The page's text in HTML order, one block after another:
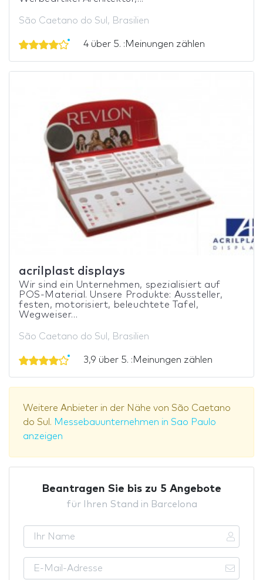
São Caetano do Sul, Brasilien
4 über 5. :Meinungen zählen
acrilplast displays
Wir sind ein Unternehmen, spezialisiert auf
POS-Material. Unsere Produkte: Aussteller,
festen, motorisiert, beleuchtete Tafel,
Wegweiser...
São Caetano do Sul, Brasilien
3,9 über 5. :Meinungen zählen
Weitere Anbieter in der Nähe von São Caetano
do Sul. Messebauunternehmen in Sao Paulo
anzeigen
Beantragen Sie bis zu 5 Angebote
für Ihren Stand in Barcelona